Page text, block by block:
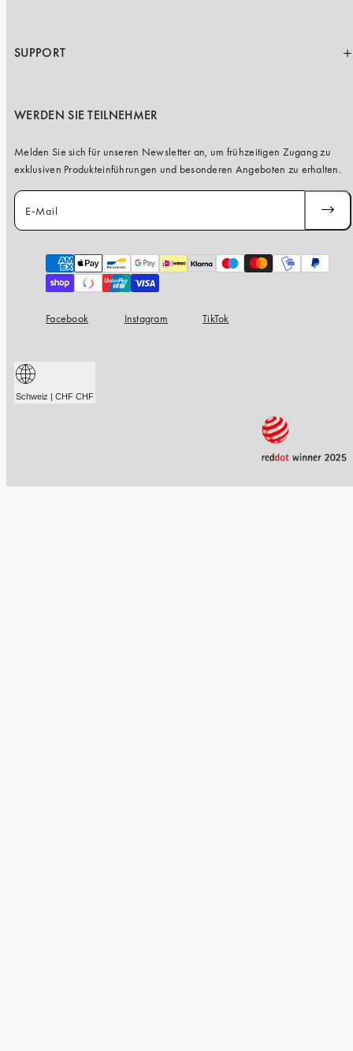
SUPPORT
WERDEN SIE TEILNEHMER
Melden Sie sich für unseren Newsletter an, um frühzeitigen Zugang zu
exklusiven Produkteinführungen und besonderen Angeboten zu erhalten.
E-Mail
Zahlungsarten
Facebook Instagram TikTok
Schweiz | CHF CHF